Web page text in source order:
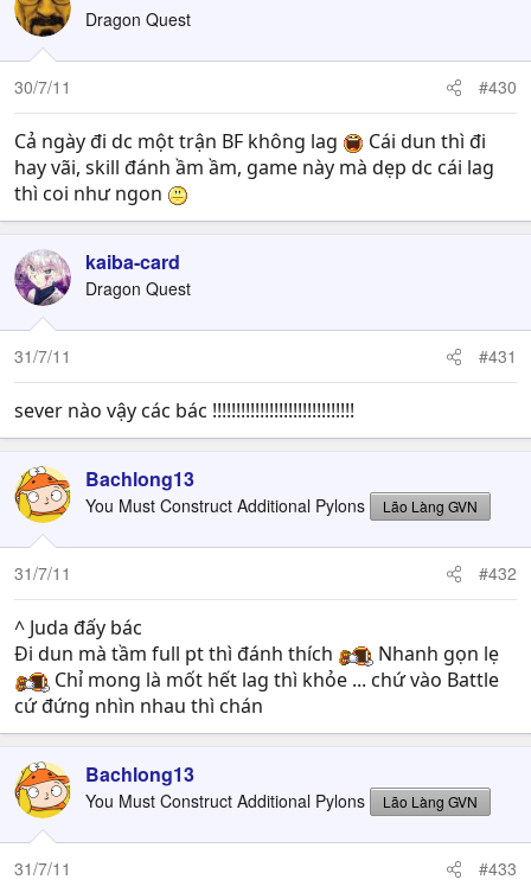
Dragon Quest
30/7/11 #430
Cả ngày đi dc một trận BF không lag
Cái dun thì đi
hay vãi, skill đánh ầm ầm, game này mà dẹp dc cái lag
thì coi như ngon
kaiba-card
Dragon Quest
31/7/11 #431
sever nào vậy các bác !!!!!!!!!!!!!!!!!!!!!!!!!!!!!!
Bachlong13
You Must Construct Additional Pylons Lão Làng GVN
31/7/11 #432
^ Juda đấy bác
Đi dun mà tầm full pt thì đánh thích
Nhanh gọn lẹ
Chỉ mong là mốt hết lag thì khỏe ... chứ vào Battle
cứ đứng nhìn nhau thì chán
Bachlong13
You Must Construct Additional Pylons Lão Làng GVN
31/7/11 #433